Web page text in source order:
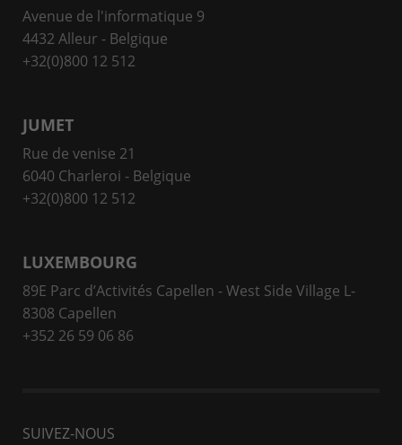
Avenue de l'informatique 9
4432 Alleur - Belgique
+32(0)800 12 512
JUMET
Rue de venise 21
6040 Charleroi - Belgique
+32(0)800 12 512
LUXEMBOURG
89E Parc d’Activités Capellen - West Side Village L-
8308 Capellen
+352 26 59 06 86
SUIVEZ-NOUS